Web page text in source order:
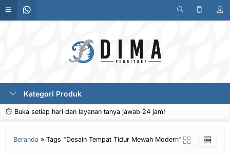
Kategori Produk
Buka setiap hari dan layanan tanya jawab 24 jam!
Beranda » Tags "Desain Tempat Tidur Mewah Modern"